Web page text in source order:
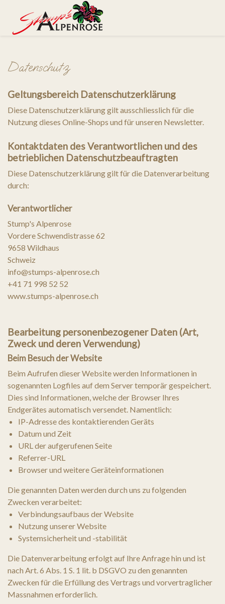
Datenschutz
Geltungsbereich Datenschutzerklärung
Diese Datenschutzerklärung gilt ausschliesslich für die
Nutzung dieses Online-Shops und für unseren Newsletter.
Kontaktdaten des Verantwortlichen und des
betrieblichen Datenschutzbeauftragten
Diese Datenschutzerklärung gilt für die Datenverarbeitung
durch:
Verantwortlicher
Stump's Alpenrose
Vordere Schwendistrasse 62
9658 Wildhaus
Schweiz
info@stumps-alpenrose.ch
+41 71 998 52 52
www.stumps-alpenrose.ch
Bearbeitung personenbezogener Daten (Art,
Zweck und deren Verwendung)
Beim Besuch der Website
Beim Aufrufen dieser Website werden Informationen in
sogenannten Logfiles auf dem Server temporär gespeichert.
Dies sind Informationen, welche der Browser Ihres
Endgerätes automatisch versendet. Namentlich:
IP-Adresse des kontaktierenden Geräts
Datum und Zeit
URL der aufgerufenen Seite
Referrer-URL
Browser und weitere Geräteinformationen
Die genannten Daten werden durch uns zu folgenden
Zwecken verarbeitet:
Verbindungsaufbaus der Website
Nutzung unserer Website
Systemsicherheit und -stabilität
Die Datenverarbeitung erfolgt auf Ihre Anfrage hin und ist
nach Art. 6 Abs. 1 S. 1 lit. b DSGVO zu den genannten
Zwecken für die Erfüllung des Vertrags und vorvertraglicher
Massnahmen erforderlich.